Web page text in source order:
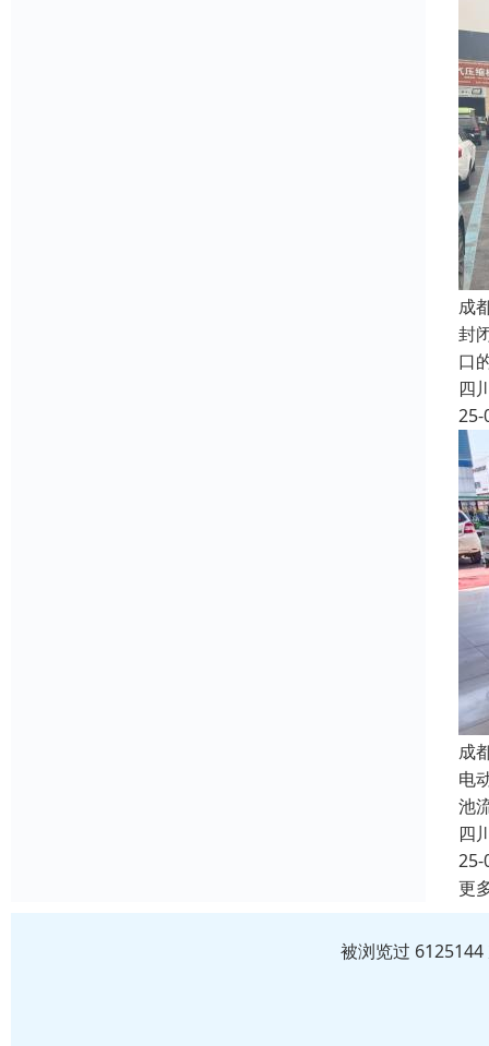
成
封
口
四
25-
成
电
池
四
25-
更
被浏览过